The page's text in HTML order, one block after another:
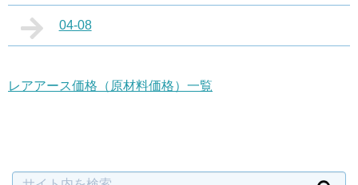
04-08
レアアース価格（原材料価格）一覧